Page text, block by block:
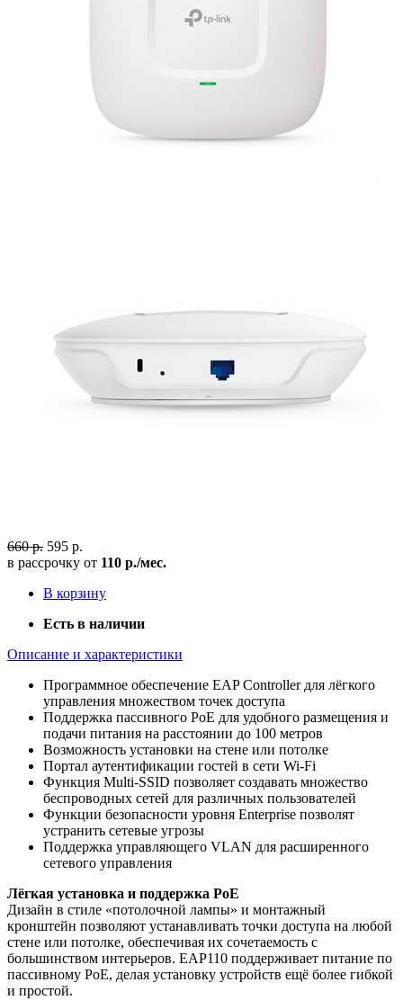
660 р. 595 р.
в рассрочку от 110 р./мес.
В корзину
Есть в наличии
Описание и характеристики
Программное обеспечение EAP Controller для лёгкого
управления множеством точек доступа
Поддержка пассивного PoE для удобного размещения и
подачи питания на расстоянии до 100 метров
Возможность установки на стене или потолке
Портал аутентификации гостей в сети Wi-Fi
Функция Multi-SSID позволяет создавать множество
беспроводных сетей для различных пользователей
Функции безопасности уровня Enterprise позволят
устранить сетевые угрозы
Поддержка управляющего VLAN для расширенного
сетевого управления
Лёгкая установка и поддержка PoE
Дизайн в стиле «потолочной лампы» и монтажный
кронштейн позволяют устанавливать точки доступа на любой
стене или потолке, обеспечивая их сочетаемость с
большинством интерьеров. EAP110 поддерживает питание по
пассивному PoE, делая установку устройств ещё более гибкой
и простой.